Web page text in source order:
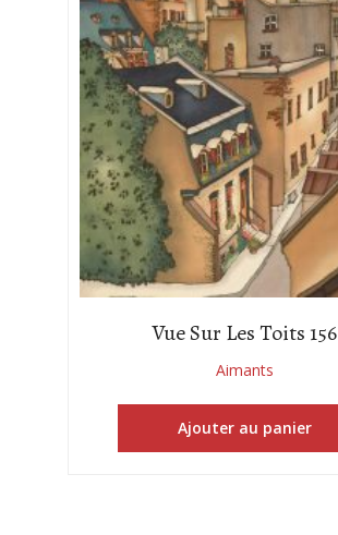
Vue Sur Les Toits 156
Aimants
Ajouter au panier